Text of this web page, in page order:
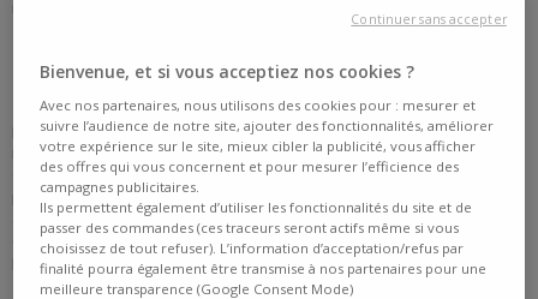
PNEUS QUAD HOMOLOGUÉ ROUTE
D'un point de vue légal et pour que l'homologation soit valable, il est
important de respecter les tailles de jantes et de pneumatiques
d'origine et d'équiper les quads homologués route de pneus adaptés.
Pour un double usage sur la route et tout-terrain, on peut aussi choisir
des pneus mixtes. Les pneus routes ne sont pas très efficaces sur les
chemins et inversement, les pneus tout-terrain ont tendance à s'user
prématurément sur le bitume (voir paragraphe suivant).
Bienvenue, et si vous acceptiez nos cookies ?
Avec nos partenaires, nous utilisons des cookies pour : mesurer et
suivre l’audience de notre site, ajouter des fonctionnalités, améliorer
votre expérience sur le site, mieux cibler la publicité, vous afficher
des offres qui vous concernent et pour mesurer l’efficience des
campagnes publicitaires.
Ils permettent également d’utiliser les fonctionnalités du site et de
passer des commandes (ces traceurs seront actifs même si vous
choisissez de tout refuser). L’information d’acceptation/refus par
finalité pourra également être transmise à nos partenaires pour une
meilleure transparence (Google Consent Mode)
Continuer sans accepter